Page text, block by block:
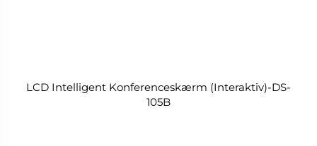
LCD Intelligent Konferenceskærm (Interaktiv)-DS-
105B